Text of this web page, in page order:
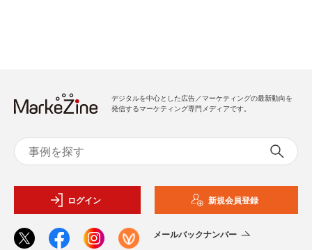
デジタルを中心とした広告／マーケティングの最新動向を
発信するマーケティング専門メディアです。
ログイン 新規会員登録
メールバックナンバー